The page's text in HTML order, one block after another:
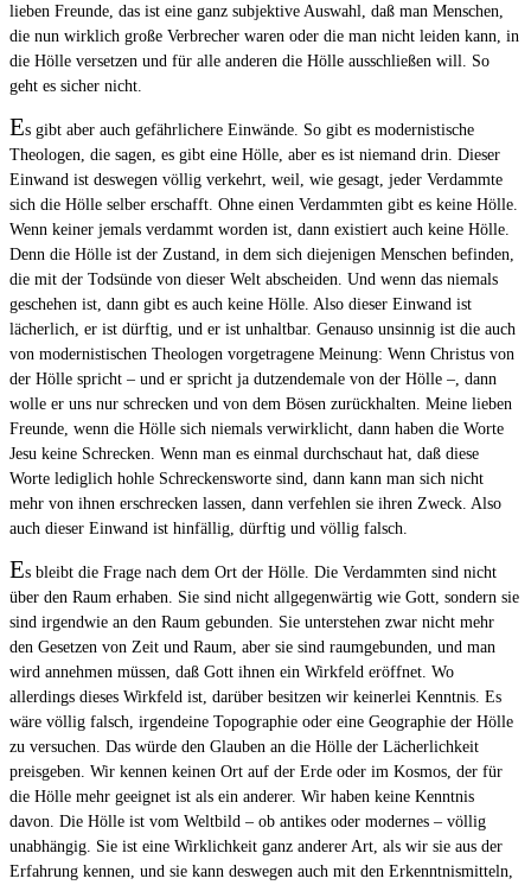
lieben Freunde, das ist eine ganz subjektive Auswahl, daß man Menschen,
die nun wirklich große Verbrecher waren oder die man nicht leiden kann, in
die Hölle versetzen und für alle anderen die Hölle ausschließen will. So
geht es sicher nicht.
Es gibt aber auch gefährlichere Einwände. So gibt es modernistische
Theologen, die sagen, es gibt eine Hölle, aber es ist niemand drin. Dieser
Einwand ist deswegen völlig verkehrt, weil, wie gesagt, jeder Verdammte
sich die Hölle selber erschafft. Ohne einen Verdammten gibt es keine Hölle.
Wenn keiner jemals verdammt worden ist, dann existiert auch keine Hölle.
Denn die Hölle ist der Zustand, in dem sich diejenigen Menschen befinden,
die mit der Todsünde von dieser Welt abscheiden. Und wenn das niemals
geschehen ist, dann gibt es auch keine Hölle. Also dieser Einwand ist
lächerlich, er ist dürftig, und er ist unhaltbar. Genauso unsinnig ist die auch
von modernistischen Theologen vorgetragene Meinung: Wenn Christus von
der Hölle spricht – und er spricht ja dutzendemale von der Hölle –, dann
wolle er uns nur schrecken und von dem Bösen zurückhalten. Meine lieben
Freunde, wenn die Hölle sich niemals verwirklicht, dann haben die Worte
Jesu keine Schrecken. Wenn man es einmal durchschaut hat, daß diese
Worte lediglich hohle Schreckensworte sind, dann kann man sich nicht
mehr von ihnen erschrecken lassen, dann verfehlen sie ihren Zweck. Also
auch dieser Einwand ist hinfällig, dürftig und völlig falsch.
Es bleibt die Frage nach dem Ort der Hölle. Die Verdammten sind nicht
über den Raum erhaben. Sie sind nicht allgegenwärtig wie Gott, sondern sie
sind irgendwie an den Raum gebunden. Sie unterstehen zwar nicht mehr
den Gesetzen von Zeit und Raum, aber sie sind raumgebunden, und man
wird annehmen müssen, daß Gott ihnen ein Wirkfeld eröffnet. Wo
allerdings dieses Wirkfeld ist, darüber besitzen wir keinerlei Kenntnis. Es
wäre völlig falsch, irgendeine Topographie oder eine Geographie der Hölle
zu versuchen. Das würde den Glauben an die Hölle der Lächerlichkeit
preisgeben. Wir kennen keinen Ort auf der Erde oder im Kosmos, der für
die Hölle mehr geeignet ist als ein anderer. Wir haben keine Kenntnis
davon. Die Hölle ist vom Weltbild – ob antikes oder modernes – völlig
unabhängig. Sie ist eine Wirklichkeit ganz anderer Art, als wir sie aus der
Erfahrung kennen, und sie kann deswegen auch mit den Erkenntnismitteln,